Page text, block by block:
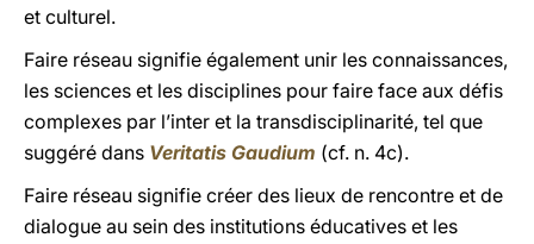
et culturel.
Faire réseau signifie également unir les connaissances,
les sciences et les disciplines pour faire face aux défis
complexes par l’inter et la transdisciplinarité, tel que
suggéré dans Veritatis Gaudium (cf. n. 4c).
Faire réseau signifie créer des lieux de rencontre et de
dialogue au sein des institutions éducatives et les